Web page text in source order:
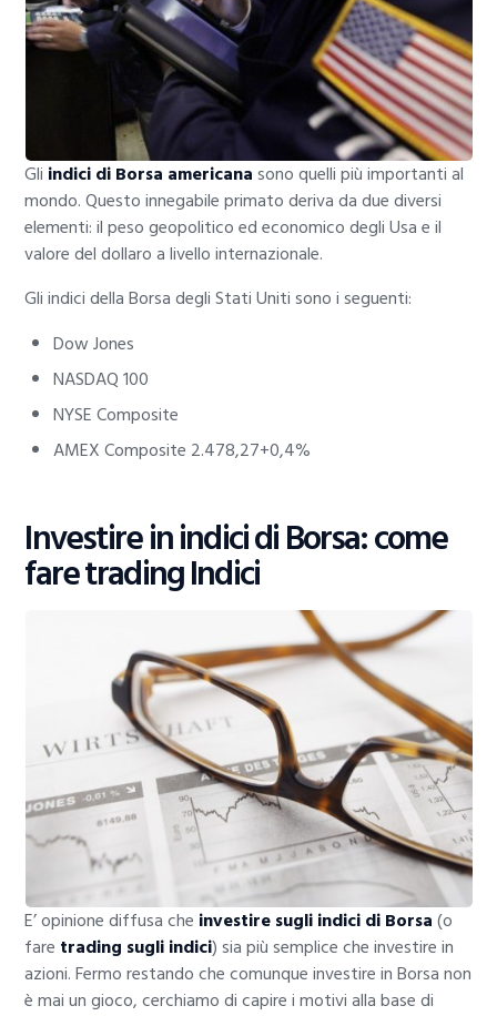
Gli indici di Borsa americanasono quelli più importanti al
mondo. Questo innegabile primato deriva da due diversi
elementi: il peso geopolitico ed economico degli Usa e il
valore del dollaro a livello internazionale.
Gli indici della Borsa degli Stati Uniti sono i seguenti:
Dow Jones
NASDAQ 100
NYSE Composite
AMEX Composite 2.478,27+0,4%
Investire in indici di Borsa: come
fare trading Indici
E’ opinione diffusa che investire sugli indici di Borsa(o
fare trading sugli indici) sia più semplice che investire in
azioni. Fermo restando che comunque investire in Borsa non
è mai un gioco, cerchiamo di capire i motivi alla base di